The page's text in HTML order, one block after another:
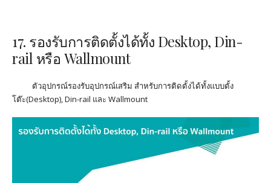
17. รองรับการติดตั้งได้ทั้ง Desktop, Din-
rail หรือ Wallmount
ตัวอุปกรณ์รองรับอุปกรณ์เสริม สำหรับการติดตั้งได้ทั้งแบบตั้ง
โต๊ะ(Desktop),Din-rail และ Wallmount